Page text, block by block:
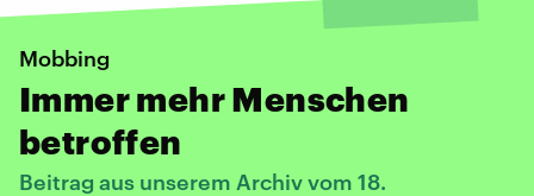
Mobbing
Immer mehr Menschen
betroffen
Beitrag aus unserem Archiv vom 18.